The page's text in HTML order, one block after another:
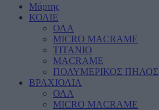
Μάρτης
ΚΟΛΙΕ
ΟΛΑ
MICRO MACRAME
ΤΙΤΑΝΙΟ
MACRAME
ΠΟΛΥΜΕΡΙΚΟΣ ΠΗΛΟΣ
ΒΡΑΧΙΟΛΙΑ
ΟΛΑ
MICRO MACRAME